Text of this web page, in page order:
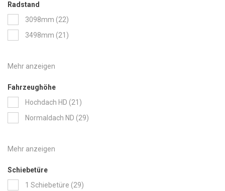
Radstand
3098mm
22items
3498mm
21 items
Fahrzeughöhe
Hochdach HD
21 items
Normaldach ND
29items
Schiebetüre
1 Schiebetüre
29items